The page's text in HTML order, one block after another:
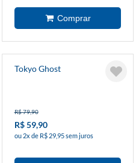
Tokyo Ghost
R$ 79,90
R$ 59,90
ou 2x de R$ 29,95 sem juros